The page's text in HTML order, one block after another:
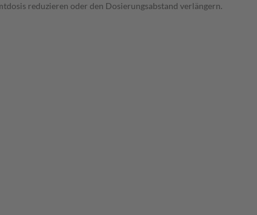
reduzieren oder den Dosierungsabstand verlängern.